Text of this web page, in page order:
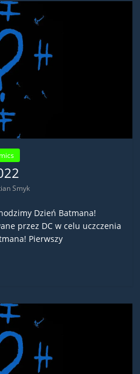
Smyk
Dzień Batmana!
przez DC w celu uczczenia
Pierwszy